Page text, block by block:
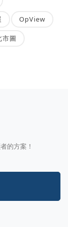
OpView
市圖
的方案！